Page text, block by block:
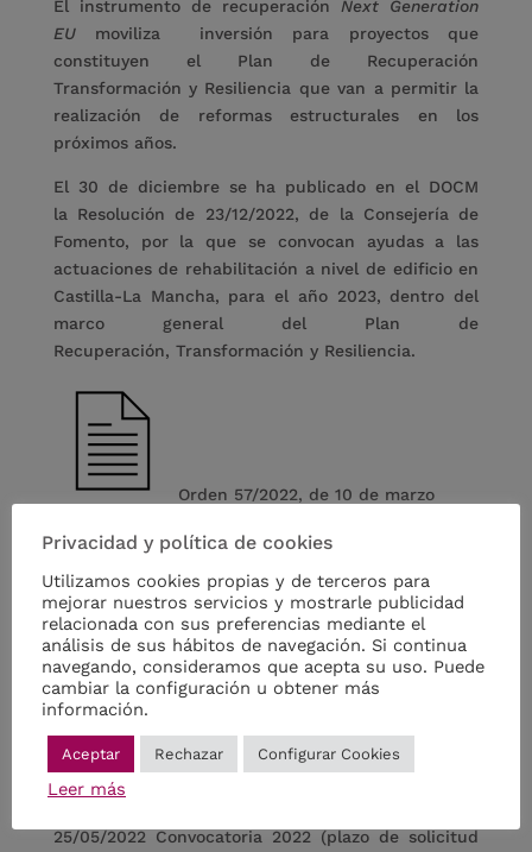
El instrumento de recuperación Next Generation
EU moviliza inversión para proyectos que
constituyen el Plan de Recuperación
Transformación y Resiliencia que van a permitir la
realización de reformas estructurales en los
próximos años.
El 30 de diciembre se ha publicado en el DOCM
la Resolución de 23/12/2022, de la Consejería de
Fomento, por la que se convocan ayudas a las
actuaciones de rehabilitación a nivel de edificio en
Castilla-La Mancha, para el año 2023, dentro del
marco general del Plan de
Recuperación, Transformación y Resiliencia.
Orden 57/2022, de 10 de marzo
Real Decreto 853/2021, de 5 de
octubre
25/05/2022 Convocatoria 2022 (plazo de solicitud
Privacidad y política de cookies
Utilizamos cookies propias y de terceros para
mejorar nuestros servicios y mostrarle publicidad
relacionada con sus preferencias mediante el
análisis de sus hábitos de navegación. Si continua
navegando, consideramos que acepta su uso. Puede
cambiar la configuración u obtener más
información.
Aceptar Rechazar Configurar Cookies
Leer más